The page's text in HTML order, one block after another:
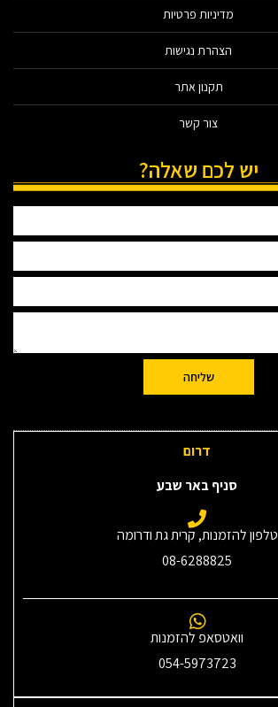
מדיניות פרטיות
הצהרת נגישות
תקנון אתר
צור קשר
יש לכם שאלה?
שליחה
דרום
סניף באר שבע
טלפון להזמנות, קרית גת ודרומה
08-6288825
וואטסאפ להזמנות
054-5973723